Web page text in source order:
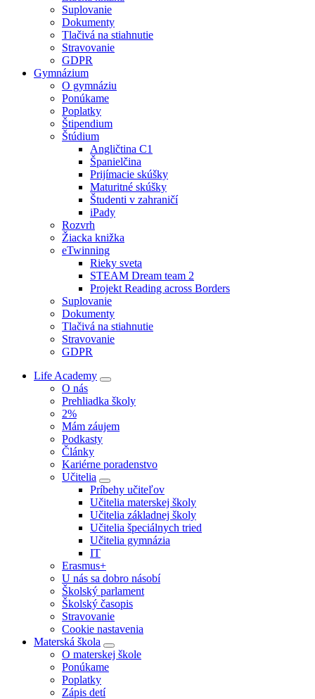
Suplovanie
Dokumenty
Tlačivá na stiahnutie
Stravovanie
GDPR
Gymnázium
O gymnáziu
Ponúkame
Poplatky
Štipendium
Štúdium
Angličtina C1
Španielčina
Prijímacie skúšky
Maturitné skúšky
Študenti v zahraničí
iPady
Rozvrh
Žiacka knižka
eTwinning
Rieky sveta
STEAM Dream team 2
Projekt Reading across Borders
Suplovanie
Dokumenty
Tlačivá na stiahnutie
Stravovanie
GDPR
Life Academy
O nás
Prehliadka školy
2%
Mám záujem
Podkasty
Články
Kariérne poradenstvo
Učitelia
Príbehy učiteľov
Učitelia materskej školy
Učitelia základnej školy
Učitelia špeciálnych tried
Učitelia gymnázia
IT
Erasmus+
U nás sa dobro násobí
Školský parlament
Školský časopis
Stravovanie
Cookie nastavenia
Materská škola
O materskej škole
Ponúkame
Poplatky
Zápis detí